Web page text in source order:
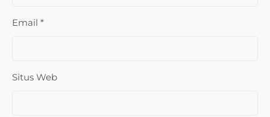
Email *
Situs Web